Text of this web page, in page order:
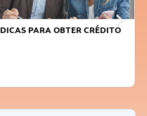
FAÇA A DIFERENÇA: SEJA